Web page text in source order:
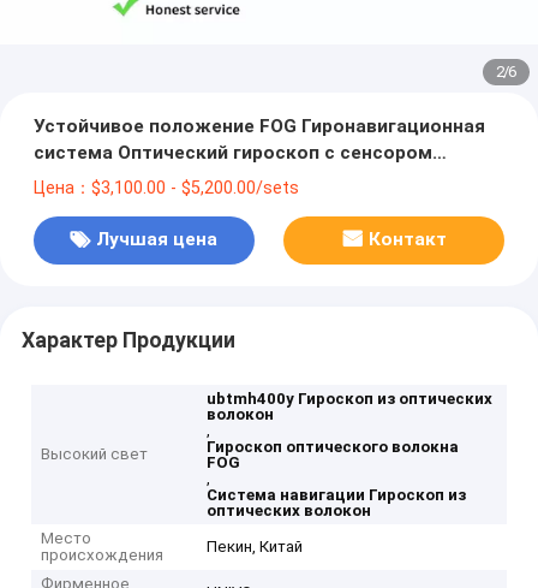
2/6
Устойчивое положение FOG Гиронавигационная
система Оптический гироскоп с сенсором
UBTMH400Y
Цена：$3,100.00 - $5,200.00/sets
Лучшая цена Контакт
Характер Продукции
Высокий свет
ubtmh400y Гироскоп из оптических
волокон
,
Гироскоп оптического волокна
FOG
,
Система навигации Гироскоп из
оптических волокон
Место
происхождения
Пекин, Китай
Фирменное